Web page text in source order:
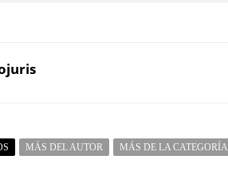
MÁS DEL AUTOR MÁS DE LA CATEGORÍA